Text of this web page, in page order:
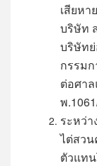
เสียห
บริษัท
บริษัท
กรรมก
ต่อศา
พ
ระหว่
ไต่สว
ตัวแท